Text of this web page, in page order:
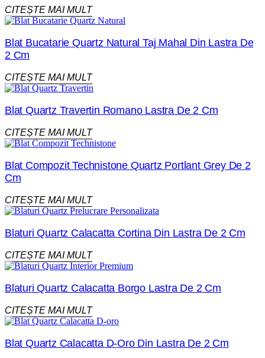
CITEȘTE MAI MULT
Blat Bucatarie Quartz Natural Taj Mahal Din Lastra De
2 Cm
CITEȘTE MAI MULT
Blat Quartz Travertin Romano Lastra De 2 Cm
CITEȘTE MAI MULT
Blat Compozit Technistone Quartz Portlant Grey De 2
Cm
CITEȘTE MAI MULT
Blaturi Quartz Calacatta Cortina Din Lastra De 2 Cm
CITEȘTE MAI MULT
Blaturi Quartz Calacatta Borgo Lastra De 2 Cm
CITEȘTE MAI MULT
Blat Quartz Calacatta D-Oro Din Lastra De 2 Cm